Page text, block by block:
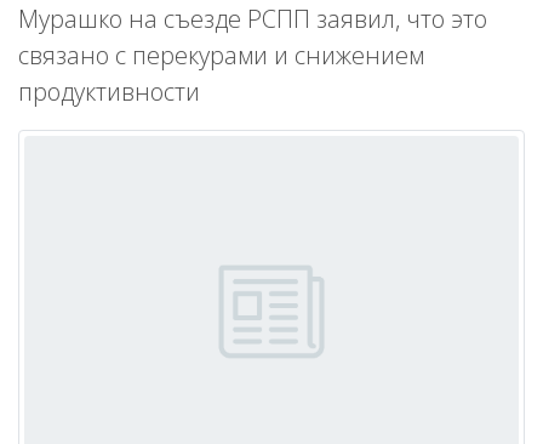
Мурашко на съезде РСПП заявил, что это
связано с перекурами и снижением
продуктивности